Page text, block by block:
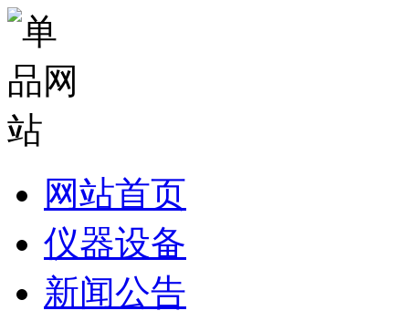
网站首页
仪器设备
新闻公告